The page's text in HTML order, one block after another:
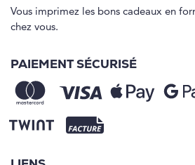
Vous imprimez les bons cadeaux en
chez vous.
PAIEMENT SÉCURISÉ